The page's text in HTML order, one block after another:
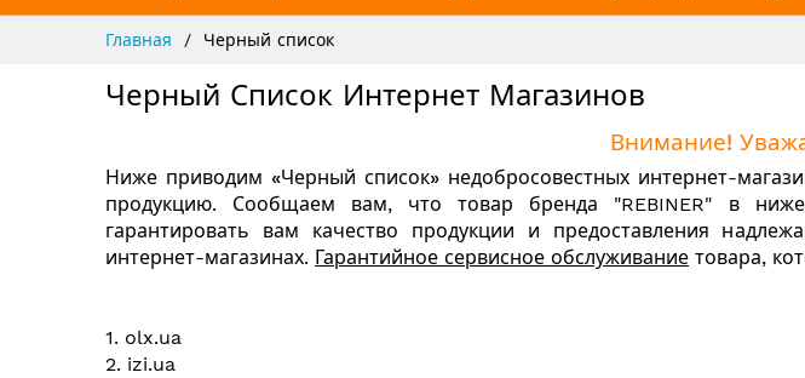
Главная Черный список
Черный Список Интернет Магазинов
Внимание!
Ниже приводим «Черный список» недобросовестных интернет-
продукцию. Сообщаем вам, что товар бренда "REBINER" в
гарантировать вам качество продукции и предоставления
интернет-магазинах. Гарантийное сервисное обслуживание товара,
1. olx.ua
2. izi.ua